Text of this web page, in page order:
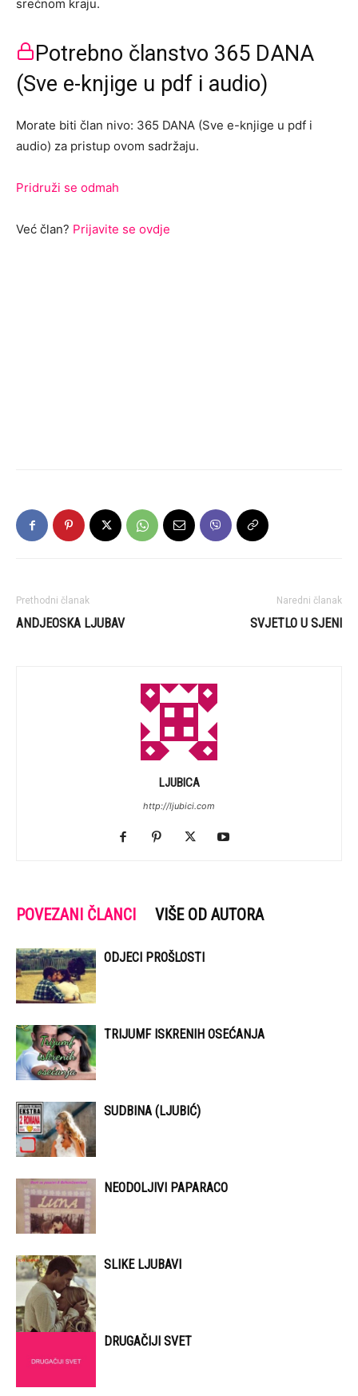
srećnom kraju.
Potrebno članstvo 365 DANA
(Sve e-knjige u pdf i audio)
Morate biti član nivo: 365 DANA (Sve e-knjige u pdf i
audio) za pristup ovom sadržaju.
Pridruži se odmah
Već član? Prijavite se ovdje
Prethodni članak
ANDJEOSKA LJUBAV
Naredni članak
SVJETLO U SJENI
LJUBICA
http://ljubici.com
POVEZANI ČLANCI VIŠE OD AUTORA
ODJECI PROŠLOSTI
TRIJUMF ISKRENIH OSEĆANJA
SUDBINA (LJUBIĆ)
NEODOLJIVI PAPARACO
SLIKE LJUBAVI
DRUGAČIJI SVET